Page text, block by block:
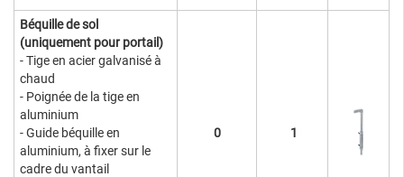
Béquille de sol
(uniquement pour portail)
- Tige en acier galvanisé à
chaud
- Poignée de la tige en
aluminium
- Guide béquille en
aluminium, à fixer sur le
cadre du vantail
0 1